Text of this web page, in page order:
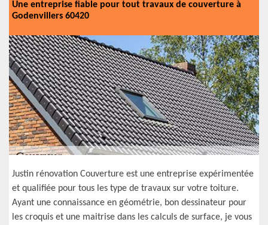
Une entreprise fiable pour tout travaux de couverture à
Godenvillers 60420
Justin rénovation Couverture est une entreprise expérimentée
et qualifiée pour tous les type de travaux sur votre toiture.
Ayant une connaissance en géométrie, bon dessinateur pour
les croquis et une maitrise dans les calculs de surface, je vous